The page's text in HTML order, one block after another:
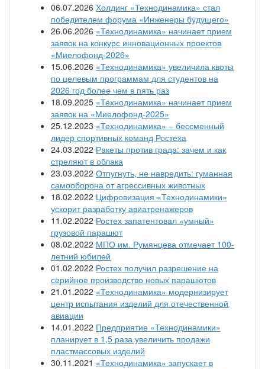
06.07.2026 Холдинг «Технодинамика» стал
победителем форума «Инженеры будущего»
26.06.2026 «Технодинамика» начинает прием
заявок на конкурс инновационных проектов
«Миелофонд-2026»
15.06.2026 «Технодинамика» увеличила квоты
по целевым программам для студентов на
2026 год более чем в пять раз
18.09.2025 «Технодинамика» начинает прием
заявок на «Миелофонд-2025»
25.12.2023 «Технодинамика» – бессменный
лидер спортивных команд Ростеха
24.03.2022 Ракеты против града: зачем и как
стреляют в облака
23.03.2022 Отпугнуть, не навредить: гуманная
самооборона от агрессивных животных
18.02.2022 Цифровизация «Технодинамики»
ускорит разработку авиатренажеров
11.02.2022 Ростех запатентовал «умный»
грузовой парашют
08.02.2022 МПО им. Румянцева отмечает 100-
летний юбилей
01.02.2022 Ростех получил разрешение на
серийное производство новых парашютов
21.01.2022 «Технодинамика» модернизирует
центр испытания изделий для отечественной
авиации
14.01.2022 Предприятие «Технодинамики»
планирует в 1,5 раза увеличить продажи
пластмассовых изделий
30.11.2021 «Технодинамика» запускает в